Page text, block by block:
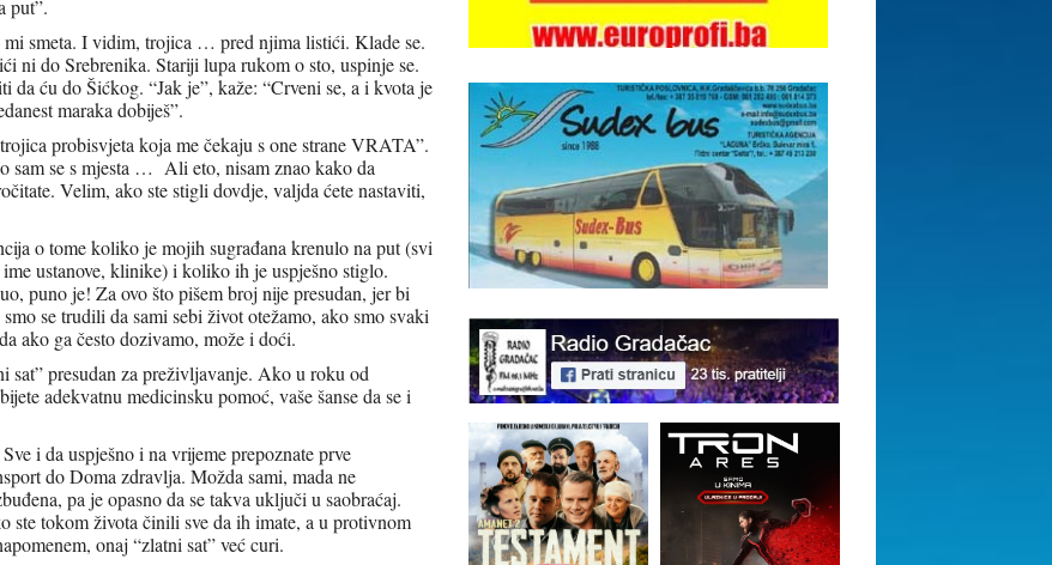
put”.
smeta. I vidim, trojica … pred njima listići. Klade se.
ni do Srebrenika. Stariji lupa rukom o sto, uspinje se.
da ću do Šićkog. “Jak je”, kaže: “Crveni se, a i kvota je
maraka dobiješ”.
probisvjeta koja me čekaju s one strane VRATA”.
sam se s mjesta … Ali eto, nisam znao kako da
Velim, ako ste stigli dovdje, valjda ćete nastaviti,
o tome koliko je mojih sugrađana krenulo na put (svi
ustanove, klinike) i koliko ih je uspješno stiglo.
puno je! Za ovo što pišem broj nije presudan, jer bi
se trudili da sami sebi život otežamo, ako smo svaki
ako ga često dozivamo, može i doći.
sat” presudan za preživljavanje. Ako u roku od
adekvatnu medicinsku pomoć, vaše šanse da se i
i da uspješno i na vrijeme prepoznate prve
do Doma zdravlja. Možda sami, mada ne
pa je opasno da se takva uključi u saobraćaj.
ste tokom života činili sve da ih imate, a u protivnom
onaj “zlatni sat” već curi.